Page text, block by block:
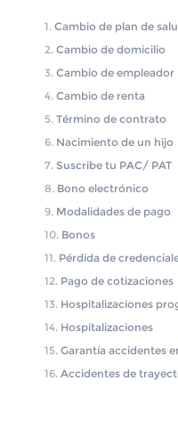
Cambio de plan de
Cambio de domicilio
Cambio de empleador
Cambio de renta
Término de contrato
Nacimiento de un hijo
Suscribe tu PAC/ PAT
Bono electrónico
Modalidades de pago
Bonos
Pérdida de
Pago de cotizaciones
Hospitalizaciones
Hospitalizaciones
Garantía accidentes
Accidentes de